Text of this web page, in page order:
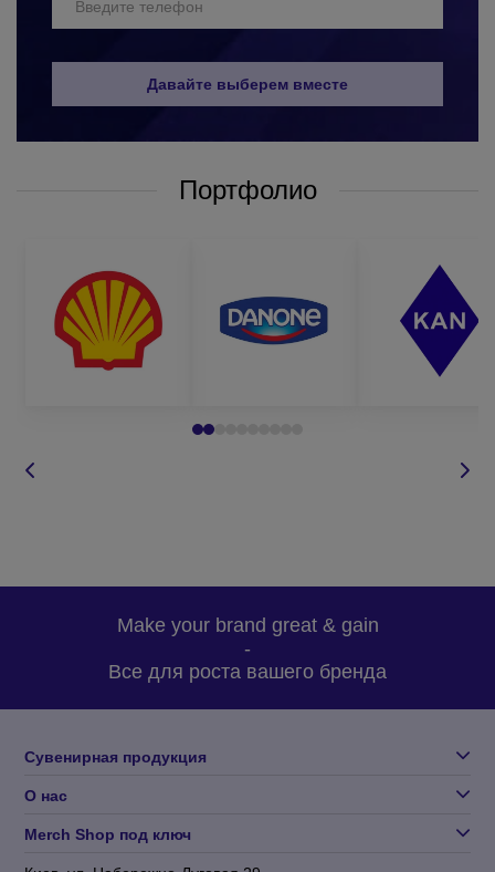
доступные цены (которые уменьшаются с ростом
достаточно обратиться к нашим менеджерам любым удобным
по телефону, который указан на сайте;
написать в вайбер или по электронной почте;
оставить запрос
звонка на сайте
и мы сами вам
оптом, вам необходимо определиться с:
моделью товара, который вас интересует;
Давайте выберем вместе
Портфолио
Make your brand great & gain
-
Все для роста вашего бренда
Сувенирная продукция
О нас
Merch Shop под ключ